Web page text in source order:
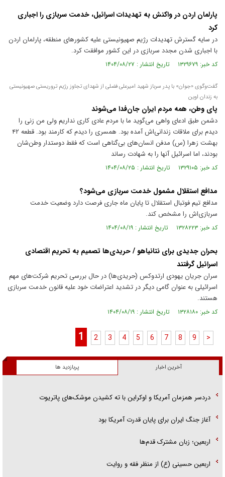
پارلمان اردن در واکنش به تهدیدات اسرائیل، خدمت سربازی را اجباری
کرد
در سایه گسترش تهدیدات رژیم صهیونیستی علیه کشورهای منطقه، پارلمان اردن
با اجباری شدن مجدد سربازی در این کشور موافقت کرد.
کد خبر: ۱۳۲۹۶۷۹ تاریخ انتشار : ۱۴۰۴/۰۸/۲۷
گفت‌وگوی «جوان» با پدر سرباز شهید امیرعلی فضلی از شهدای تجاوز رژیم تروریستی صهیونیستی
به زندان اوین
پای وطن، همه مردم ایران جان‌فدا می‌شوند
دشمن طبق ادعای واهی می‌گوید ما با مردم عادی کاری نداریم ولی من زنی را
دیدم برای ملاقات زندانی‌اش آمده بود. همسری را دیدم که کارمند بود. قطعه ۴۲
بهشت زهرا (س) مدفن انسان‌های بی‌گناهی است که فقط دوستدار وطن‌شان
بودند، اما اسرائیل آنها را به شهادت رساند
کد خبر: ۱۳۲۹۱۰۵ تاریخ انتشار : ۱۴۰۴/۰۸/۲۵
مدافع استقلال مشمول خدمت سربازی می‌شود؟
مدافع تیم فوتبال استقلال تا پایان ماه جاری فرصت دارد وضعیت خدمت
سربازی‌اش را مشخص کند.
کد خبر: ۱۳۲۸۲۲۳ تاریخ انتشار : ۱۴۰۴/۰۸/۱۹
بحران جدیدی برای نتانیاهو / حریدی‌ها تصمیم به تحریم اقتصادی
اسرائیل گرفتند
سران جریان یهودی ارتدوکس (حریدی‌ها) در حال بررسی تحریم شرکت‌های مهم
اسرائیلی به عنوان گامی دیگر در تشدید اعتراضات خود علیه قانون خدمت سربازی
هستند.
کد خبر: ۱۳۲۸۱۸۰ تاریخ انتشار : ۱۴۰۴/۰۸/۱۹
1 2 3 4 5 6 7 8 9 >
آخرین اخبار پربازدید ها
دردسر همزمان آمریکا و اوکراین با ته کشیدن موشک‌های پاتریوت
آغاز جنگ ایران برای پایان قدرت آمریکا بود
اربعین؛ زبان مشترک قدم‌ها
اربعین حسینی (ع) از منظر فقه و روایت